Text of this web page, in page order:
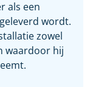
als een
wordt.
zowel
waardoor hij